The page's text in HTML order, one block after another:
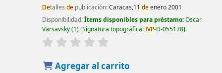
Detalles depublicación:Caracas,11 deenero 2001
Disponibilidad:Ítems disponibles para préstamo:Oscar
Varsavsky(1) Signatura topográfica:IVP-D-055178 .
Agregar al carrito